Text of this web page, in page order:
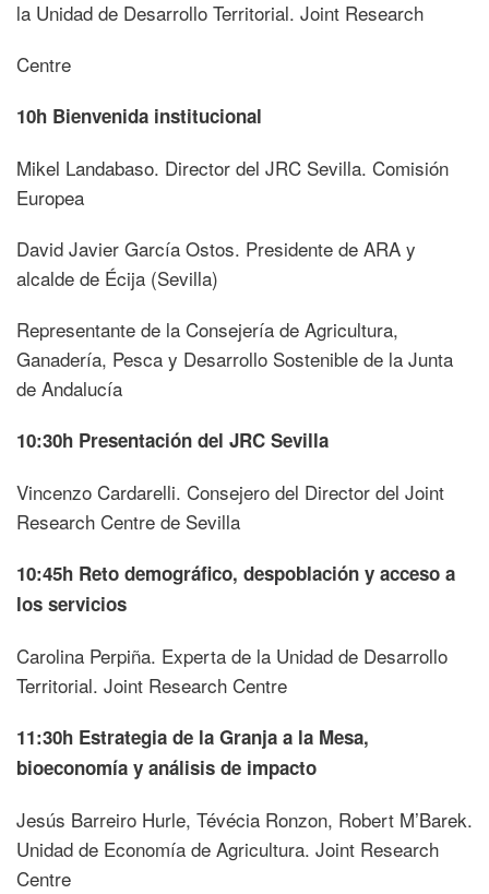
la Unidad de Desarrollo Territorial. Joint Research
Centre
10h Bienvenida institucional
Mikel Landabaso. Director del JRC Sevilla. Comisión
Europea
David Javier García Ostos. Presidente de ARA y
alcalde de Écija (Sevilla)
Representante de la Consejería de Agricultura,
Ganadería, Pesca y Desarrollo Sostenible de la Junta
de Andalucía
10:30h Presentación del JRC Sevilla
Vincenzo Cardarelli. Consejero del Director del Joint
Research Centre de Sevilla
10:45h Reto demográfico, despoblación y acceso a
los servicios
Carolina Perpiña. Experta de la Unidad de Desarrollo
Territorial. Joint Research Centre
11:30h Estrategia de la Granja a la Mesa,
bioeconomía y análisis de impacto
Jesús Barreiro Hurle, Tévécia Ronzon, Robert M’Barek.
Unidad de Economía de Agricultura. Joint Research
Centre